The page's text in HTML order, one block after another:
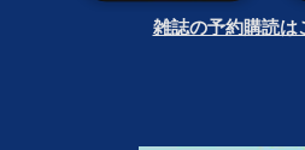
雑誌の予約購読は